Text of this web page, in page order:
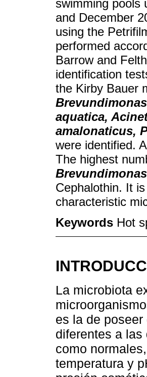
swimming pools
and December
using the
performed
Barrow and
identification
the Kirby Bauer
aquatica,
amalonaticus,
were identified.
The highest
Cephalothin. It
characteristic
Keywords Hot
La microbiota
es la de
diferentes a
como
temperatura y